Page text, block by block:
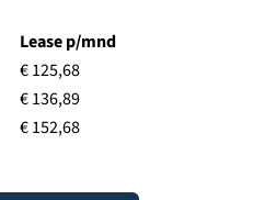
Lease p/mnd
€ 125,68
€ 136,89
€ 152,68